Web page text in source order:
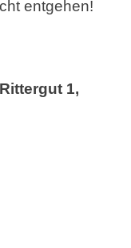
entgehen!
1,